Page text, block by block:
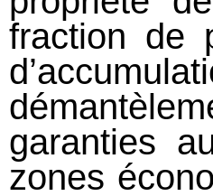
fraction de
garanties
zones